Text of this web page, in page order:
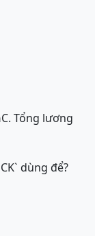
C. Tổng lương
dùng để?